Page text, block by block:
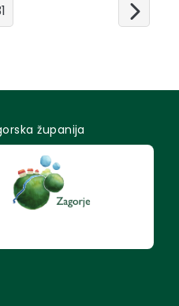
županija